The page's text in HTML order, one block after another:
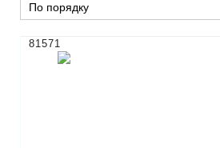
По порядку
81571